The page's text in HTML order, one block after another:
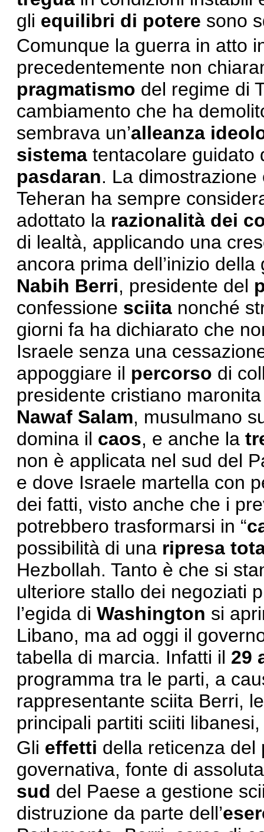
gli equilibri di potere sono
Comunque la guerra in atto
precedentemente non
pragmatismo del regime di
cambiamento che ha
sembrava un’alleanza
sistema tentacolare guidato
pasdaran. La
Teheran ha sempre
adottato la razionalità dei
di lealtà, applicando una
ancora prima dell’inizio
Nabih Berri, presidente del
confessione sciita nonché
giorni fa ha dichiarato che
Israele senza una
appoggiare il percorso di
presidente cristiano
Nawaf Salam, musulmano
domina il caos, e anche la
non è applicata nel sud del
e dove Israele martella con
dei fatti, visto anche che i
potrebbero trasformarsi in “
possibilità di una ripresa
Hezbollah. Tanto è che si
ulteriore stallo dei negoziati
l’egida di Washington si
Libano, ma ad oggi il
tabella di marcia. Infatti il 29
programma tra le parti, a
rappresentante sciita Berri,
principali partiti sciiti
Gli effetti della reticenza del
governativa, fonte di
sud del Paese a gestione
distruzione da parte dell’